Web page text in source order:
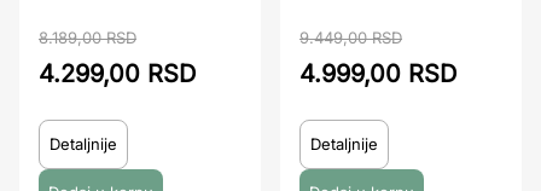
8.189,00 RSD
4.299,00 RSD
Detaljnije
9.449,00 RSD
4.999,00 RSD
Detaljnije